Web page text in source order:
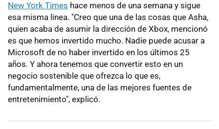
New York Times hace menos de una semana y sigue
esa misma línea. "Creo que una de las cosas que Asha,
quien acaba de asumir la dirección de Xbox, mencionó
es que hemos invertido mucho. Nadie puede acusar a
Microsoft de no haber invertido en los últimos 25
años. Y ahora tenemos que convertir esto en un
negocio sostenible que ofrezca lo que es,
fundamentalmente, una de las mejores fuentes de
entretenimiento", explicó.